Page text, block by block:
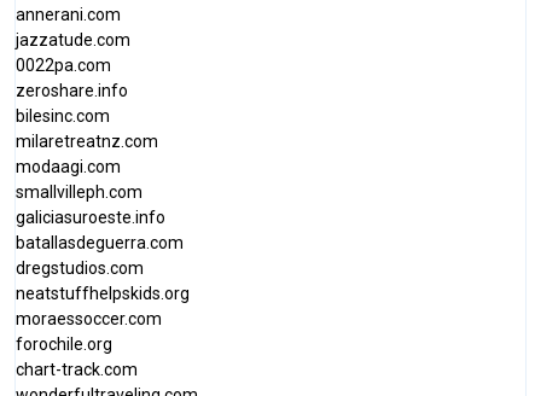
annerani.com
jazzatude.com
0022pa.com
zeroshare.info
bilesinc.com
milaretreatnz.com
modaagi.com
smallvilleph.com
galiciasuroeste.info
batallasdeguerra.com
dregstudios.com
neatstuffhelpskids.org
moraessoccer.com
forochile.org
chart-track.com